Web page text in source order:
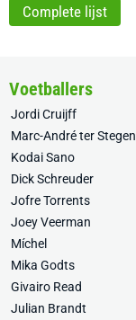
Complete lijst
Voetballers
Jordi Cruijff
Marc-André ter Stegen
Kodai Sano
Dick Schreuder
Jofre Torrents
Joey Veerman
Míchel
Mika Godts
Givairo Read
Julian Brandt